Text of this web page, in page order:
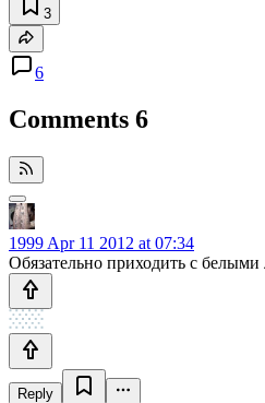
3
6
Comments 6
1999 Apr 11 2012 at 07:34
Обязательно приходить с белыми
Reply